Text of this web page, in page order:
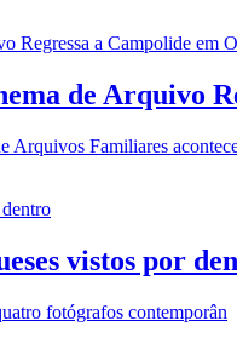
de Arquivo
Arquivos Familiares
vistos por
fotógrafos contemporân